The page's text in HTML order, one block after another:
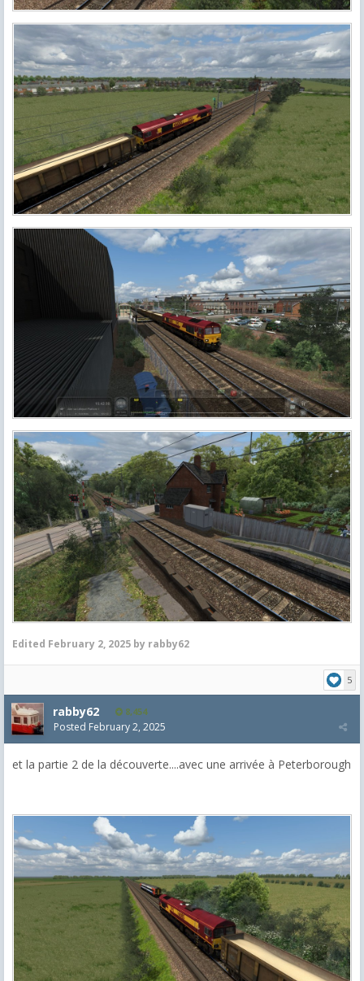
Edited February 2, 2025 by rabby62
5
rabby62 8,454
Posted February 2, 2025
et la partie 2 de la découverte....avec une arrivée à Peterborough